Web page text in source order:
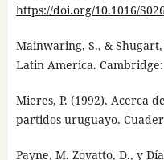
https://doi.org/10.1016/
Mainwaring, S., &
Latin America.
Mieres, P. (1992). Acerca
partidos uruguayo.
Payne, M. Zovatto, D., y